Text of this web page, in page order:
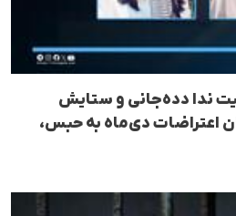
ندا دده‌جانی و ستایش
اعتراضات دی‌ماه به حبس،